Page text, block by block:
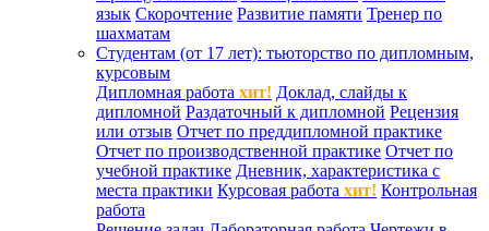
язык Скорочтение Развитие памяти Тренер по
шахматам
Студентам (от 17 лет): тьюторство по дипломным,
курсовым
Дипломная работа хит! Доклад, слайды к
дипломной Раздаточный к дипломной Рецензия
или отзыв Отчет по преддипломной практике
Отчет по производственной практике Отчет по
учебной практике Дневник, характеристика с
места практики Курсовая работа хит! Контрольная
работа